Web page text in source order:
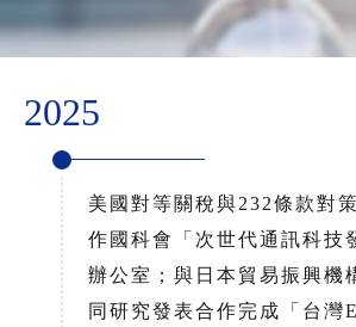
2025
美國對等關稅與232條款對
作國科會「次世代通訊科技
辦公室；與日本貿易振興機
同研究發表合作完成「台灣